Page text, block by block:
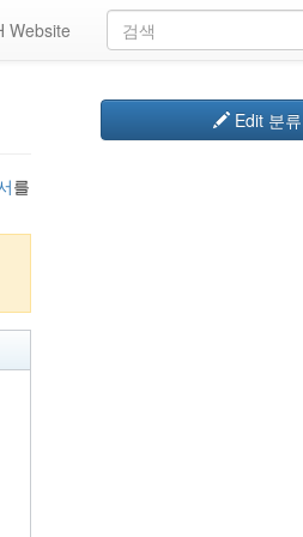
Website
를
Edit 분류